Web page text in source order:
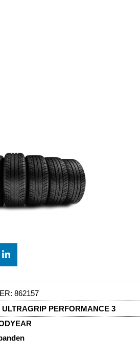
862157
ULTRAGRIP PERFORMANCE 3